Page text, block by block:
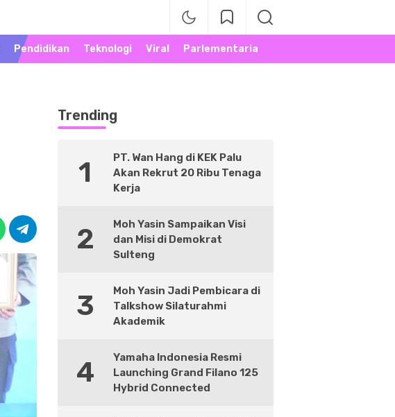
Pendidikan Teknologi Viral Parlementaria
Trending
1
PT. Wan Hang di KEK Palu
Akan Rekrut 20 Ribu Tenaga
Kerja
2
Moh Yasin Sampaikan Visi
dan Misi di Demokrat
Sulteng
3
Moh Yasin Jadi Pembicara di
Talkshow Silaturahmi
Akademik
4
Yamaha Indonesia Resmi
Launching Grand Filano 125
Hybrid Connected